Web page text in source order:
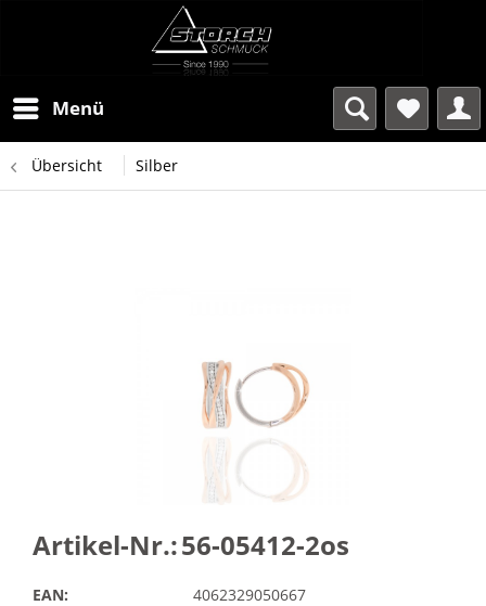
Menü
Übersicht Silber
Artikel-Nr.:56-05412-2os
EAN: 4062329050667